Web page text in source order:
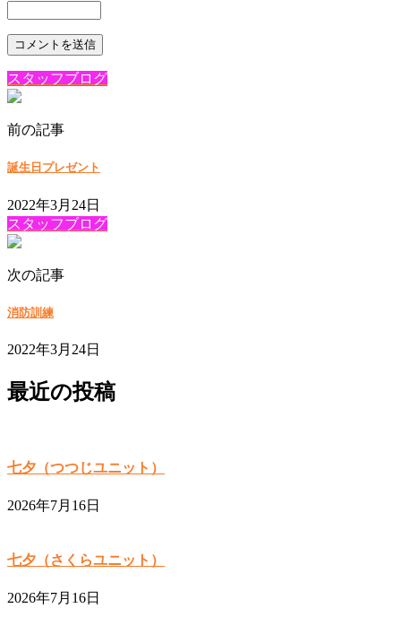
スタッフブログ
前の記事
誕生日プレゼント
2022年3月24日
スタッフブログ
次の記事
消防訓練
2022年3月24日
最近の投稿
七夕（つつじユニット）
2026年7月16日
七夕（さくらユニット）
2026年7月16日